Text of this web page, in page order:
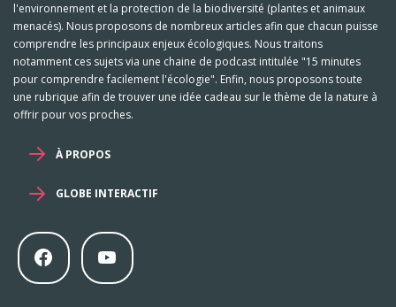
l'environnement et la protection de la biodiversité (plantes et animaux
menacés). Nous proposons de nombreux articles afin que chacun puisse
comprendre les principaux enjeux écologiques. Nous traitons
notamment ces sujets via une chaine de podcast intitulée "15 minutes
pour comprendre facilement l'écologie". Enfin, nous proposons toute
une rubrique afin de trouver une idée cadeau sur le thème de la nature à
offrir pour vos proches.
À PROPOS
GLOBE INTERACTIF